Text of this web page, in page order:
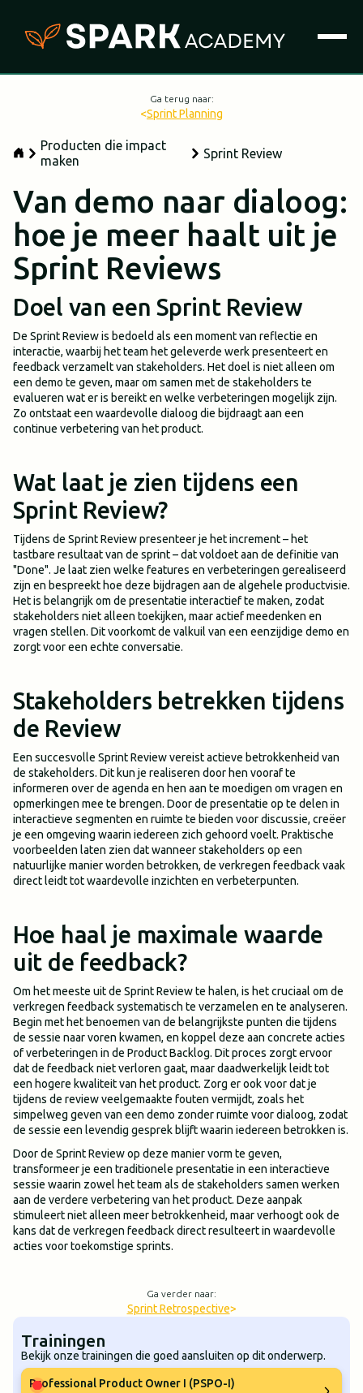
Ga terug naar:
<Sprint Planning
Producten die impact
maken
Sprint Review
Van demo naar dialoog:
hoe je meer haalt uit je
Sprint Reviews
Doel van een Sprint Review
De Sprint Review is bedoeld als een moment van reflectie en
interactie, waarbij het team het geleverde werk presenteert en
feedback verzamelt van stakeholders. Het doel is niet alleen om
een demo te geven, maar om samen met de stakeholders te
evalueren wat er is bereikt en welke verbeteringen mogelijk zijn.
Zo ontstaat een waardevolle dialoog die bijdraagt aan een
continue verbetering van het product.
Wat laat je zien tijdens een
Sprint Review?
Tijdens de Sprint Review presenteer je het increment – het
tastbare resultaat van de sprint – dat voldoet aan de definitie van
"Done". Je laat zien welke features en verbeteringen gerealiseerd
zijn en bespreekt hoe deze bijdragen aan de algehele productvisie.
Het is belangrijk om de presentatie interactief te maken, zodat
stakeholders niet alleen toekijken, maar actief meedenken en
vragen stellen. Dit voorkomt de valkuil van een eenzijdige demo en
zorgt voor een echte conversatie.
Stakeholders betrekken tijdens
de Review
Een succesvolle Sprint Review vereist actieve betrokkenheid van
de stakeholders. Dit kun je realiseren door hen vooraf te
informeren over de agenda en hen aan te moedigen om vragen en
opmerkingen mee te brengen. Door de presentatie op te delen in
interactieve segmenten en ruimte te bieden voor discussie, creëer
je een omgeving waarin iedereen zich gehoord voelt. Praktische
voorbeelden laten zien dat wanneer stakeholders op een
natuurlijke manier worden betrokken, de verkregen feedback vaak
direct leidt tot waardevolle inzichten en verbeterpunten.
Hoe haal je maximale waarde
uit de feedback?
Om het meeste uit de Sprint Review te halen, is het cruciaal om de
verkregen feedback systematisch te verzamelen en te analyseren.
Begin met het benoemen van de belangrijkste punten die tijdens
de sessie naar voren kwamen, en koppel deze aan concrete acties
of verbeteringen in de Product Backlog. Dit proces zorgt ervoor
dat de feedback niet verloren gaat, maar daadwerkelijk leidt tot
een hogere kwaliteit van het product. Zorg er ook voor dat je
tijdens de review veelgemaakte fouten vermijdt, zoals het
simpelweg geven van een demo zonder ruimte voor dialoog, zodat
de sessie een levendig gesprek blijft waarin iedereen betrokken is.
Door de Sprint Review op deze manier vorm te geven,
transformeer je een traditionele presentatie in een interactieve
sessie waarin zowel het team als de stakeholders samen werken
aan de verdere verbetering van het product. Deze aanpak
stimuleert niet alleen meer betrokkenheid, maar verhoogt ook de
kans dat de verkregen feedback direct resulteert in waardevolle
acties voor toekomstige sprints.
Ga verder naar:
Sprint Retrospective>
Trainingen
Bekijk onze trainingen die goed aansluiten op dit onderwerp.
Professional Product Owner I (PSPO-I)